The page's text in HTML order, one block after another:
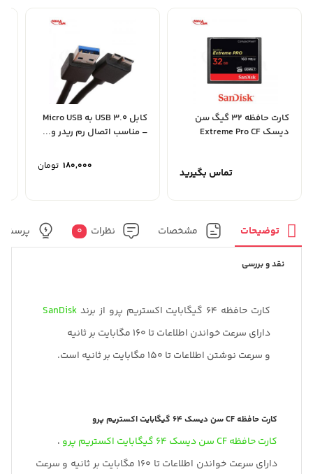
کارت حافظه 32 گیگ سن
دیسک Extreme Pro CF
تماس بگیرید
کابل USB 3.0 به Micro USB
– مناسب اتصال رم ریدر و...
180,000 تومان
توضیحات مشخصات نظرات 0 پرسش
نقد و بررسی
کارت حافظه 64 گیگابایت اکستریم پرو از برند
SanDisk
دارای سرعت خواندن اطلاعات تا 160 مگابایت بر ثانیه
و سرعت نوشتن اطلاعات تا 150 مگابایت بر ثانیه است.
کارت حافظه CF سن دیسک 64 گیگابایت اکستریم پرو
کارت حافظه CF سن دیسک 64 گیگابایت اکستریم پرو
،
دارای سرعت خواندن اطلاعات تا 160 مگابایت بر ثانیه و سرعت